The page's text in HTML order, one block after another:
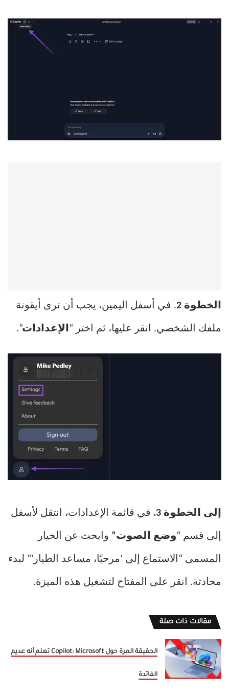
الخطوة 2 . في أسفل اليمين، يجب أن ترى أيقونة
ملفك الشخصي. انقر عليها، ثم اختر “الإعدادات“.
إلى الخطوة 3. في قائمة الإعدادات، انتقل لأسفل
إلى قسم “وضع الصوت” وابحث عن الخيار
المسمى “الاستماع إلى ‘مرحبًا، مساعد الطيار'” لبدء
محادثة. انقر على المفتاح لتشغيل هذه الميزة.
مقالات ذات صلة
الحقيقة المرة حول Copilot: Microsoft تعلم أنه عديم
الفائدة